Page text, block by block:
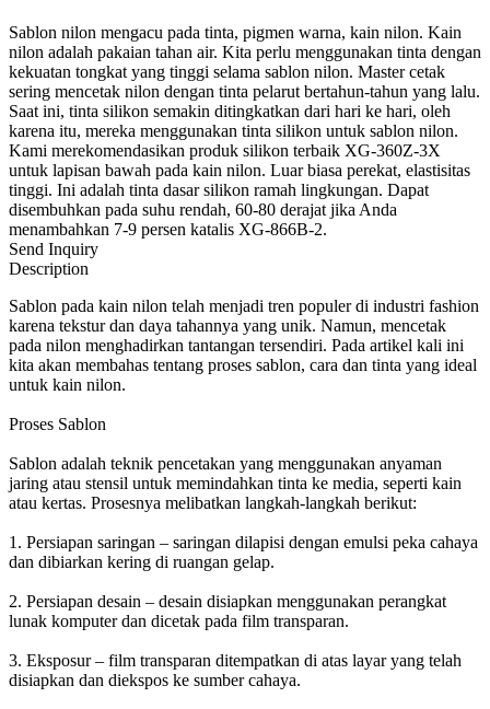
Sablon nilon mengacu pada tinta, pigmen warna, kain nilon. Kain
nilon adalah pakaian tahan air. Kita perlu menggunakan tinta dengan
kekuatan tongkat yang tinggi selama sablon nilon. Master cetak
sering mencetak nilon dengan tinta pelarut bertahun-tahun yang lalu.
Saat ini, tinta silikon semakin ditingkatkan dari hari ke hari, oleh
karena itu, mereka menggunakan tinta silikon untuk sablon nilon.
Kami merekomendasikan produk silikon terbaik XG-360Z-3X
untuk lapisan bawah pada kain nilon. Luar biasa perekat, elastisitas
tinggi. Ini adalah tinta dasar silikon ramah lingkungan. Dapat
disembuhkan pada suhu rendah, 60-80 derajat jika Anda
menambahkan 7-9 persen katalis XG-866B-2.
Send Inquiry
Description
Sablon pada kain nilon telah menjadi tren populer di industri fashion
karena tekstur dan daya tahannya yang unik. Namun, mencetak
pada nilon menghadirkan tantangan tersendiri. Pada artikel kali ini
kita akan membahas tentang proses sablon, cara dan tinta yang ideal
untuk kain nilon.
Proses Sablon
Sablon adalah teknik pencetakan yang menggunakan anyaman
jaring atau stensil untuk memindahkan tinta ke media, seperti kain
atau kertas. Prosesnya melibatkan langkah-langkah berikut:
1. Persiapan saringan – saringan dilapisi dengan emulsi peka cahaya
dan dibiarkan kering di ruangan gelap.
2. Persiapan desain – desain disiapkan menggunakan perangkat
lunak komputer dan dicetak pada film transparan.
3. Eksposur – film transparan ditempatkan di atas layar yang telah
disiapkan dan diekspos ke sumber cahaya.